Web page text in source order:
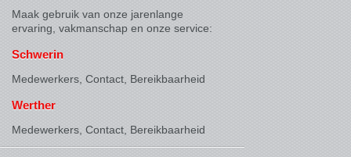
Maak gebruik van onze jarenlange
ervaring, vakmanschap en onze service:
Schwerin
Medewerkers, Contact, Bereikbaarheid
Werther
Medewerkers, Contact, Bereikbaarheid